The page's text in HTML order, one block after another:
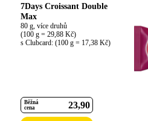
7Days Croissant Double
Max
80 g, více druhů
(100 g = 29,88 Kč)
s Clubcard: (100 g = 17,38 Kč)
Běžná
cena
23 90